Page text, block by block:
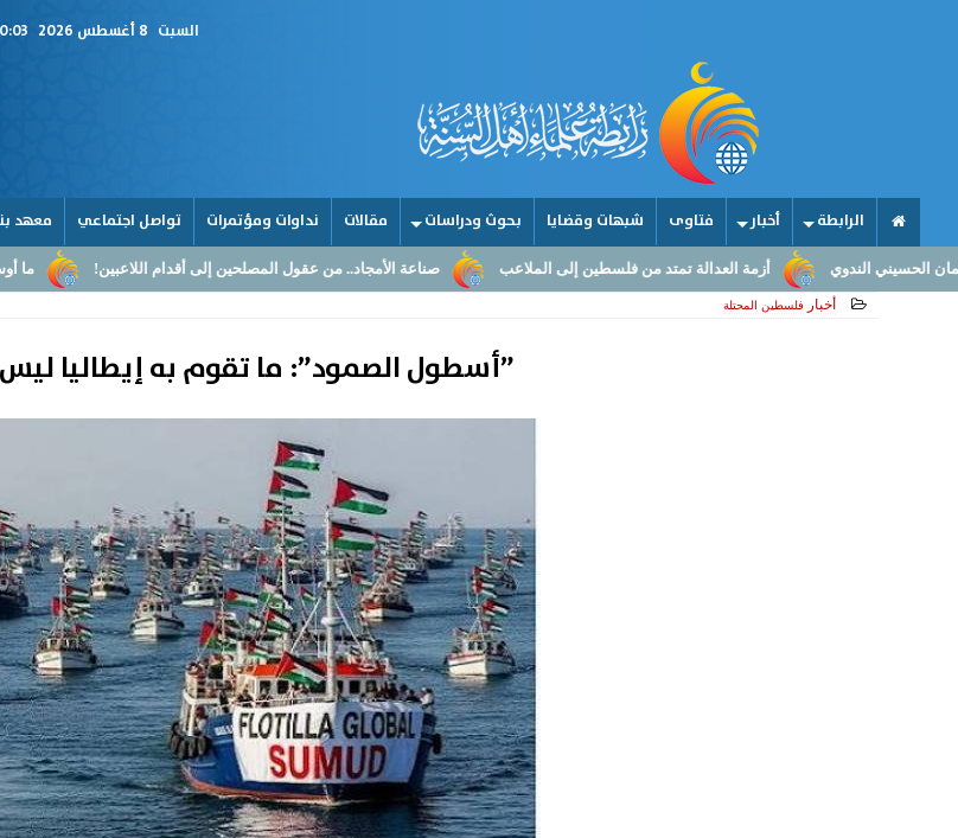
السبت 10:03
الرابطة أخبار فتاوى شبهات وقضايا بحوث ودراسات مقالات نداوات ومؤتمرات تواصل اجتماعي معهد
ما أوسع السجن... وما أضيق صناعة الأمجاد.. من عقول المصلحين إلى أقدام اللاعبين! أزمة العدالة تمتد من فلسطين إلى الملاعب
أخبار فلسطين المحتلة
”أسطول الصمود”: ما تقوم به إيطاليا ليس